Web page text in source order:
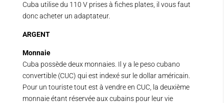
Cuba utilise du 110 V prises à fiches plates, il vous faut
donc acheter un adaptateur.
ARGENT
Monnaie
Cuba possède deux monnaies. Il y a le peso cubano
convertible (CUC) qui est indexé sur le dollar américain.
Pour un touriste tout est à vendre en CUC, la deuxième
monnaie étant réservée aux cubains pour leur vie